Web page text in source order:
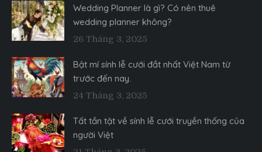
Wedding Planner là gì? Có nên thuê
wedding planner không?
26 Tháng 3, 2025
Bật mí sính lễ cưới đắt nhất Việt Nam từ
trước đến nay.
24 Tháng 3, 2025
Tất tần tật về sính lễ cưới truyền thống của
người Việt